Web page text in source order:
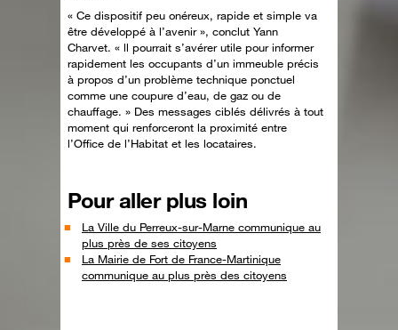
« Ce dispositif peu onéreux, rapide et simple va
être développé à l’avenir », conclut Yann
Charvet. « ll pourrait s’avérer utile pour informer
rapidement les occupants d’un immeuble précis
à propos d’un problème technique ponctuel
comme une coupure d’eau, de gaz ou de
chauffage. » Des messages ciblés délivrés à tout
moment qui renforceront la proximité entre
l’Office de l’Habitat et les locataires.
Pour aller plus loin
La Ville du Perreux-sur-Marne communique au
plus près de ses citoyens
La Mairie de Fort de France-Martinique
communique au plus près des citoyens